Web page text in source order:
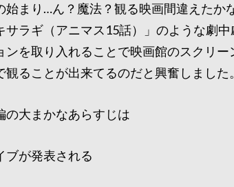
始まり…ん？魔法？観る映画間違えたか
サラギ（アニマス15話）」のような劇中
ンを取り入れることで映画館のスクリ
観ることが出来てるのだと興奮しました。
の大まかなあらすじは
ブが発表される